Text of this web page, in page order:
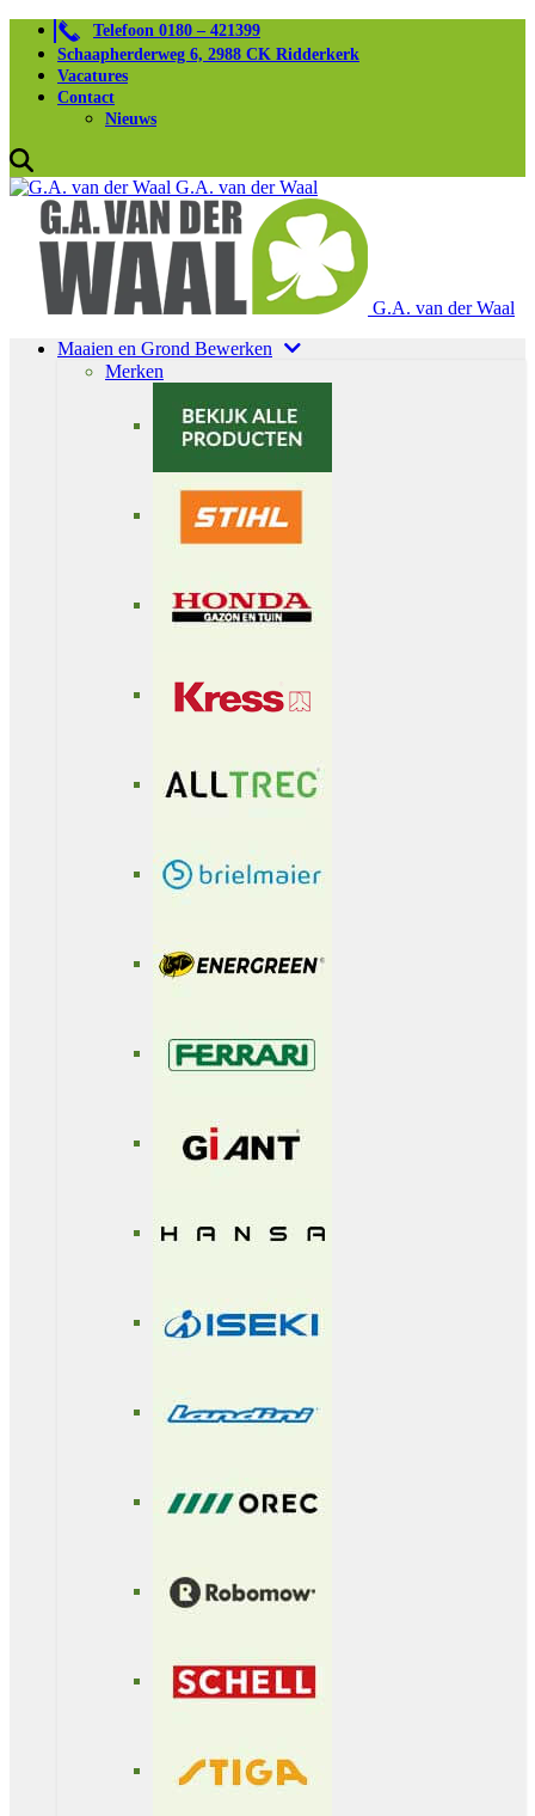
Telefoon 0180 – 421399
Schaapherderweg 6, 2988 CK Ridderkerk
Vacatures
Contact
Nieuws
G.A. van der Waal
G.A. van der Waal
Maaien en Grond Bewerken
Merken